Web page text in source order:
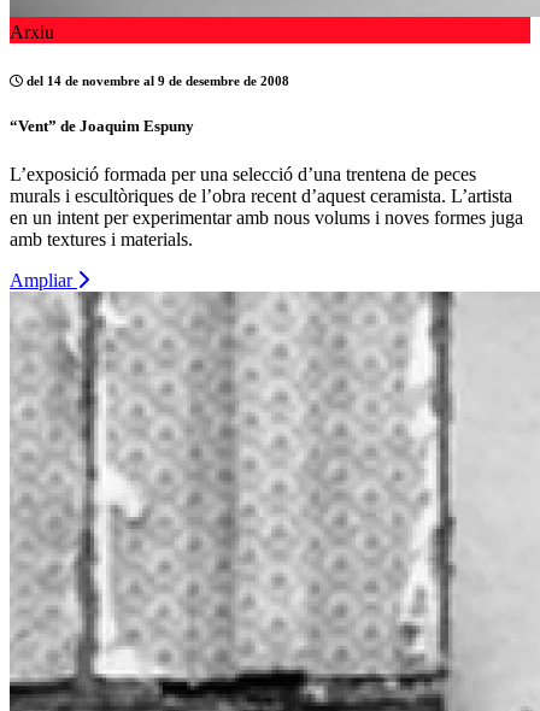
Arxiu
del 14 de novembre al 9 de desembre de 2008
“Vent” de Joaquim Espuny
L’exposició formada per una selecció d’una trentena de peces
murals i escultòriques de l’obra recent d’aquest ceramista. L’artista
en un intent per experimentar amb nous volums i noves formes juga
amb textures i materials.
Ampliar